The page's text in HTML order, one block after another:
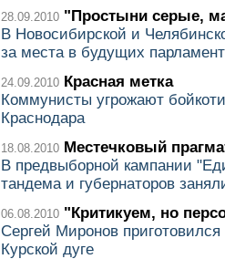
28.09.2010 "Простыни серые,
В Новосибирской и
за места в будущих
24.09.2010 Красная метка
Коммунисты угрожают
Краснодара
18.08.2010 Местечковый
В предвыборной кампании
тандема и губернаторов
06.08.2010 "Критикуем, но
Сергей Миронов
Курской дуге